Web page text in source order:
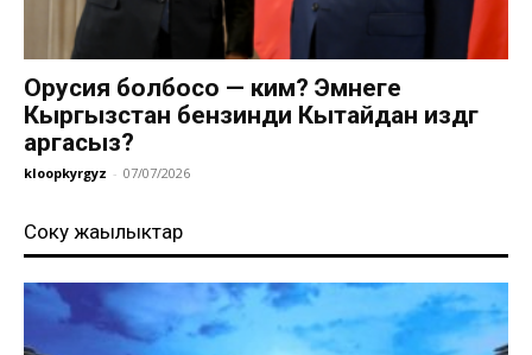
Орусия болбосо — ким? Эмнеге
Кыргызстан бензинди Кытайдан издөөгө
аргасыз?
kloopkyrgyz - 07/07/2026
Соңку жаңылыктар